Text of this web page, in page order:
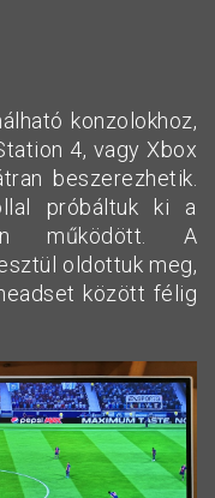
konzolokhoz,
4, vagy Xbox
beszerezhetik.
próbáltuk ki a
működött. A
oldottuk meg,
között félig